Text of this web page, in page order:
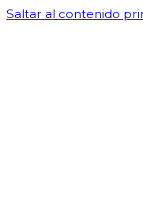
Saltar al contenido